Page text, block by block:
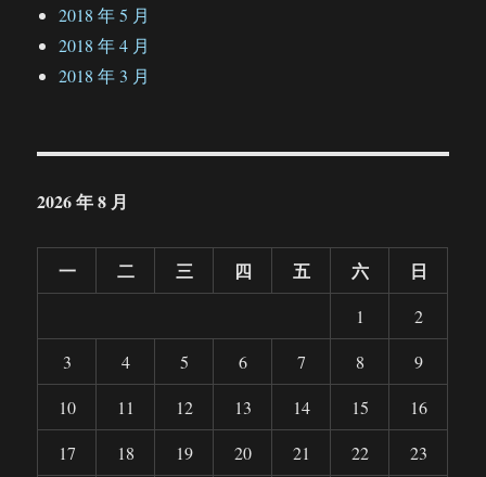
2018 年 5 月
2018 年 4 月
2018 年 3 月
2026 年 8 月
一 二 三 四 五 六 日
1
2
3
4 5 6 7 8
9
10
11 12 13 14 15
16
17
18 19 20 21 22
23